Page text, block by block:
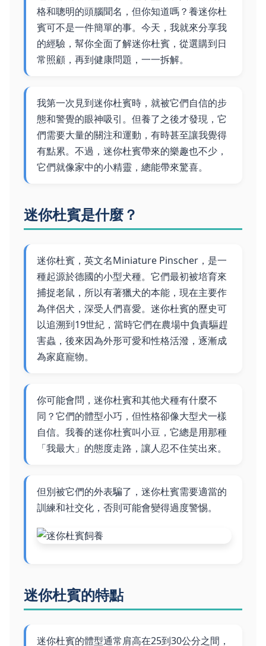
格和聰明的頭腦聞名，但你知道嗎？養迷你杜
賓可不是一件簡單的事。今天，我就來分享我
的經驗，幫你全面了解迷你杜賓，從選購到日
常照顧，再到健康問題，一一拆解。
我第一次見到迷你杜賓時，就被它們自信的步
態和警覺的眼神吸引。但養了之後才發現，它
們需要大量的關注和運動，有時甚至讓我覺得
有點累。不過，迷你杜賓帶來的樂趣也不少，
它們就像家中的小精靈，總能帶來驚喜。
迷你杜賓是什麼？
迷你杜賓，英文名Miniature Pinscher，是一
種起源於德國的小型犬種。它們最初被培育來
捕捉老鼠，所以有著獵犬的本能，現在主要作
為伴侶犬，深受人們喜愛。迷你杜賓的歷史可
以追溯到19世紀，當時它們在農場中負責驅趕
害蟲，後來因為外形可愛和性格活潑，逐漸成
為家庭寵物。
你可能會問，迷你杜賓和其他犬種有什麼不
同？它們的體型小巧，但性格卻像大型犬一樣
自信。我養的迷你杜賓叫小豆，它總是用那種
「我最大」的態度走路，讓人忍不住笑出來。
但別被它們的外表騙了，迷你杜賓需要適當的
訓練和社交化，否則可能會變得過度警惕。
迷你杜賓的特點
迷你杜賓的體型通常肩高在25到30公分之間，